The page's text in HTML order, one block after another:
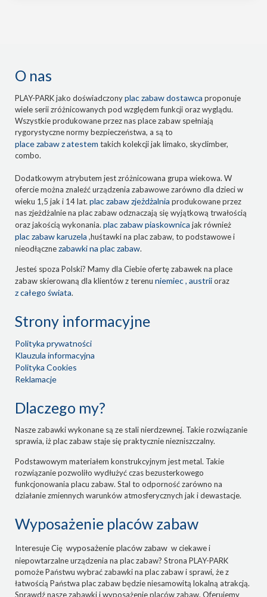
O nas
PLAY-PARK jako doświadczonyplac zabaw dostawca proponuje
wiele serii zróżnicowanych pod względem funkcji oraz wyglądu.
Wszystkie produkowane przez nas place zabaw spełniają
rygorystyczne normy bezpieczeństwa, a są to
place zabaw z atestem takich kolekcji jak limako, skyclimber,
combo.
Dodatkowym atrybutem jest zróżnicowana grupa wiekowa. W
ofercie można znaleźć urządzenia zabawowe zarówno dla dzieci w
wieku 1,5 jak i 14 lat. plac zabaw zjeżdżalnia produkowane przez
nas zjeżdżalnie na plac zabaw odznaczają się wyjątkową trwałością
oraz jakością wykonania. plac zabaw piaskownica jak również
plac zabaw karuzela ,huśtawki na plac zabaw, to podstawowe i
nieodłącznezabawki na plac zabaw.
Jesteś spoza Polski? Mamy dla Ciebie ofertę zabawek na place
zabaw skierowaną dla klientów z terenu niemiec , austriioraz
z całego świata.
Strony informacyjne
Polityka prywatności
Klauzula informacyjna
Polityka Cookies
Reklamacje
Dlaczego my?
Nasze zabawki wykonane są ze stali nierdzewnej. Takie rozwiązanie
sprawia, iż plac zabaw staje się praktycznie niezniszczalny.
Podstawowym materiałem konstrukcyjnym jest metal. Takie
rozwiązanie pozwoliło wydłużyć czas bezusterkowego
funkcjonowania placu zabaw. Stal to odporność zarówno na
działanie zmiennych warunków atmosferycznych jak i dewastacje.
Wyposażenie placów zabaw
Interesuje Cię wyposażenie placów zabaw w ciekawe i
niepowtarzalne urządzenia na plac zabaw? Strona PLAY-PARK
pomoże Państwu wybrać zabawki na plac zabaw i sprawi, że z
łatwością Państwa plac zabaw będzie niesamowitą lokalną atrakcją.
Sprawdź nasze zabawki i wyposażenie placów zabaw. Oferujemy